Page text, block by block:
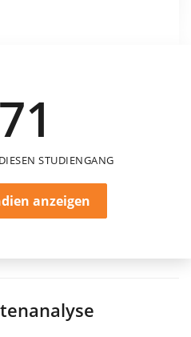
STUDIENGANG
anzeigen